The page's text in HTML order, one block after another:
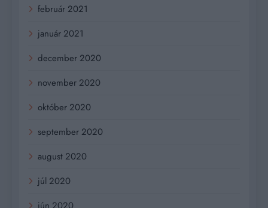
február 2021
január 2021
december 2020
november 2020
október 2020
september 2020
august 2020
júl 2020
jún 2020